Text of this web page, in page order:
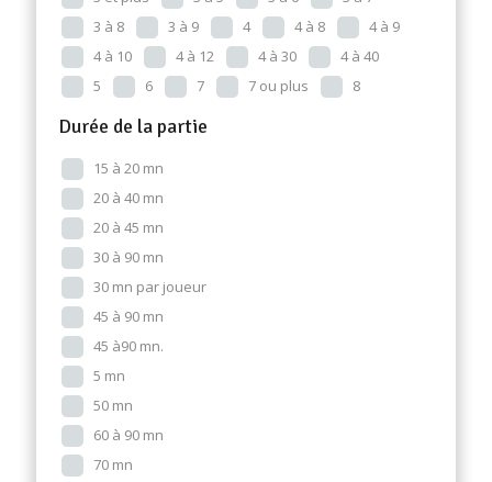
3 à 8
3 à 9 4 4 à 8
4 à 9
4 à 10
4 à 12 4 à 30
4 à 40
5
6 7 7 ou plus 8
Durée de la partie
15 à 20 mn
20 à 40 mn
20 à 45 mn
30 à 90 mn
30 mn par joueur
45 à 90 mn
45 à90 mn.
5 mn
50 mn
60 à 90 mn
70 mn